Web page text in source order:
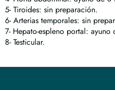
5- Tiroides: sin preparación.
6- Arterias temporales: sin
7- Hepato-espleno portal: ayuno
8- Testicular.